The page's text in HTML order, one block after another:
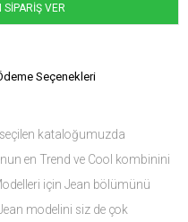
VER
Seçenekleri
seçilen kataloğumuzda
en Trend ve Cool kombinini
için Jean bölümünü
modelini siz de çok